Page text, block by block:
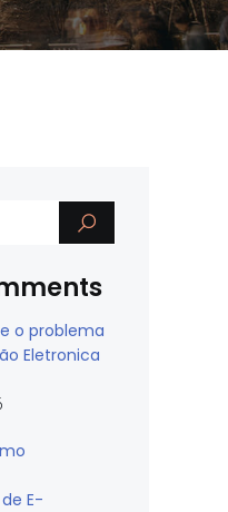
o problema
Eletronica
E-